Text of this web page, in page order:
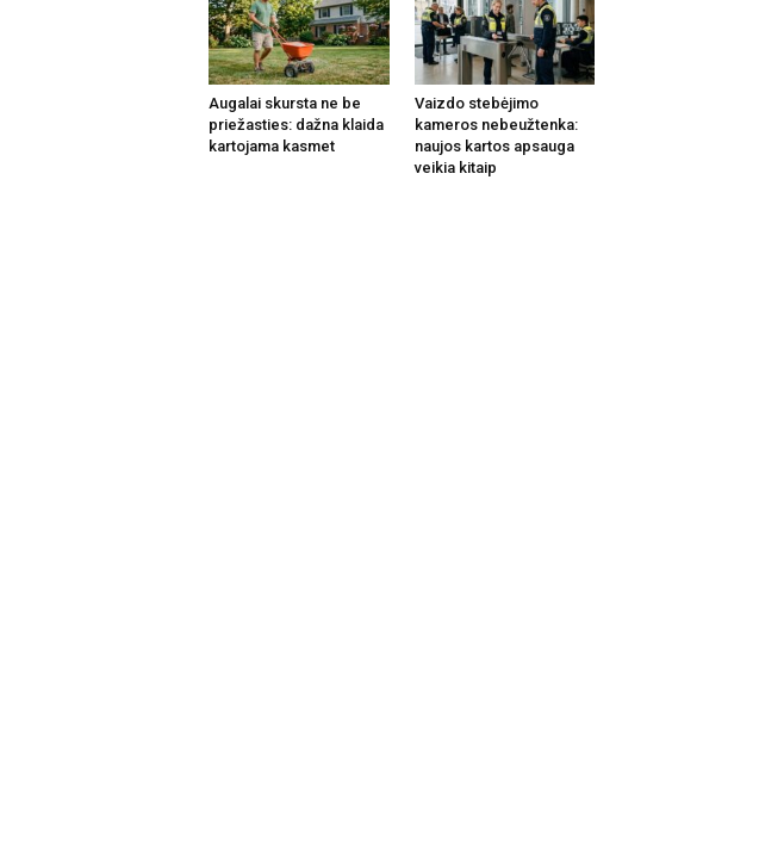
Augalai skursta ne be
priežasties: dažna klaida
kartojama kasmet
Vaizdo stebėjimo
kameros nebeužtenka:
naujos kartos apsauga
veikia kitaip